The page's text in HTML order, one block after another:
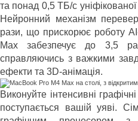
та понад 0,5 ТБ/с уніфікованої
Нейронний механізм
рази, що прискорює роботу
Max забезпечує до 3,5
справляючись з важкими
ефекти та 3D-анімація.
Виконуйте інтенсивні
поступається вашій уяві.